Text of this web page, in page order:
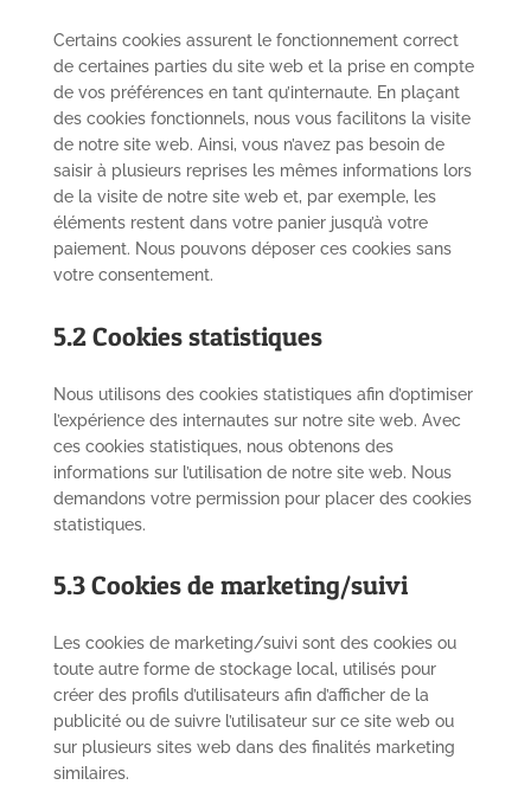
Certains cookies assurent le fonctionnement correct
de certaines parties du site web et la prise en compte
de vos préférences en tant qu’internaute. En plaçant
des cookies fonctionnels, nous vous facilitons la visite
de notre site web. Ainsi, vous n’avez pas besoin de
saisir à plusieurs reprises les mêmes informations lors
de la visite de notre site web et, par exemple, les
éléments restent dans votre panier jusqu’à votre
paiement. Nous pouvons déposer ces cookies sans
votre consentement.
5.2 Cookies statistiques
Nous utilisons des cookies statistiques afin d’optimiser
l’expérience des internautes sur notre site web. Avec
ces cookies statistiques, nous obtenons des
informations sur l’utilisation de notre site web. Nous
demandons votre permission pour placer des cookies
statistiques.
5.3 Cookies de marketing/suivi
Les cookies de marketing/suivi sont des cookies ou
toute autre forme de stockage local, utilisés pour
créer des profils d’utilisateurs afin d’afficher de la
publicité ou de suivre l’utilisateur sur ce site web ou
sur plusieurs sites web dans des finalités marketing
similaires.